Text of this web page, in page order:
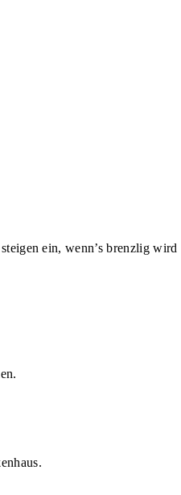
ein, wenn’s brenzlig wird